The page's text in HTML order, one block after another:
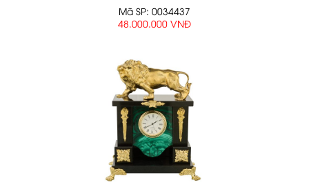
Mã SP: 0034437
48.000.000 VNĐ